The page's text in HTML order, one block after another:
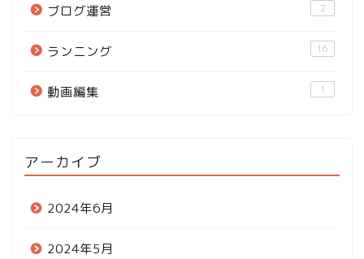
ブログ運営 2
ランニング 16
動画編集 1
アーカイブ
2024年6月
2024年5月